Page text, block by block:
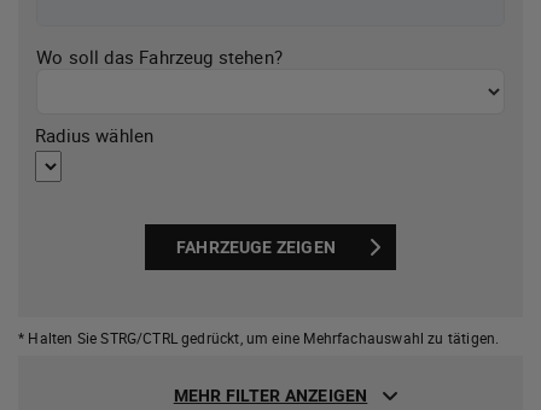
Wo soll das Fahrzeug stehen?
Radius wählen
FAHRZEUGE ZEIGEN
* Halten Sie STRG/CTRL gedrückt, um eine Mehrfachauswahl zu tätigen.
MEHR FILTER ANZEIGEN